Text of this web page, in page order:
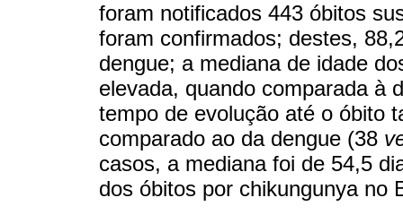
foram notificados 443 óbitos
foram confirmados; destes,
dengue; a mediana de idade
elevada, quando comparada à
tempo de evolução até o óbito
comparado ao da dengue (38
casos, a mediana foi de 54,5
dos óbitos por chikungunya no